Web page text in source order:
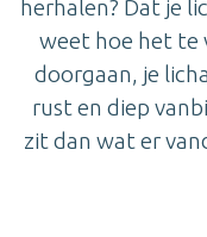
herhalen? Dat je
weet hoe het te
doorgaan, je
rust en diep
zit dan wat er